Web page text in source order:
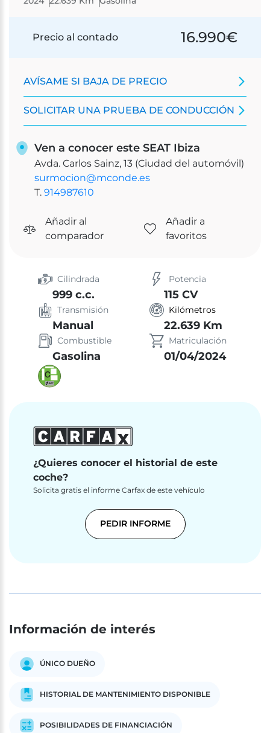
Precio al contado 16.990€
AVÍSAME SI BAJA DE PRECIO
SOLICITAR UNA PRUEBA DE CONDUCCIÓN
Ven a conocer este SEAT Ibiza
Avda. Carlos Sainz, 13 (Ciudad del automóvil)
surmocion@mconde.es
T. 914987610
Añadir al
comparador
Añadir a
favoritos
Cilindrada
999 c.c.
Potencia
115 CV
Transmisión
Manual
Kilómetros
22.639 Km
Combustible
Gasolina
Matriculación
01/04/2024
¿Quieres conocer el historial de este
coche?
Solicita gratis el informe Carfax de este vehículo
PEDIR INFORME
Información de interés
ÚNICO DUEÑO
HISTORIAL DE MANTENIMIENTO DISPONIBLE
POSIBILIDADES DE FINANCIACIÓN